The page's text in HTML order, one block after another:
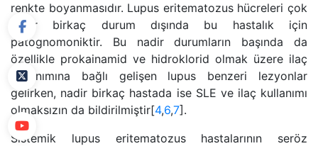
renkte boyanmasıdır. Lupus eritematozus hücreleri çok
nadir birkaç durum dışında bu hastalık için
patognomoniktir. Bu nadir durumların başında da
özellikle prokainamid ve hidroklorid olmak üzere ilaç
kullanımına bağlı gelişen lupus benzeri lezyonlar
gelirken, nadir birkaç hastada ise SLE ve ilaç kullanımı
olmaksızın da bildirilmiştir[4,6,7].
Sistemik lupus eritematozus hastalarının seröz